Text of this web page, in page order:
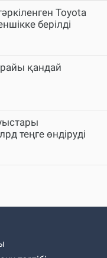
Toyota
берілді
қандай
теңге өндіруді